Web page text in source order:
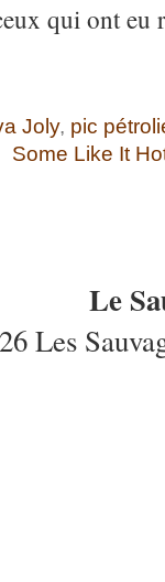
qui ont
Joly, pic
Some Like It
Le
Les